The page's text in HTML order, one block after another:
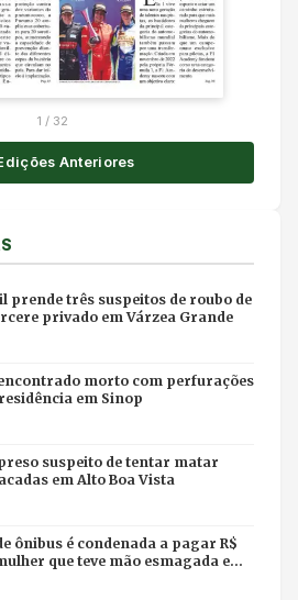
1 / 32
Anteriores
prende três suspeitos de roubo de
privado em Várzea Grande
morto com perfurações
em Sinop
suspeito de tentar matar
em Alto Boa Vista
ônibus é condenada a pagar R$
que teve mão esmagada em